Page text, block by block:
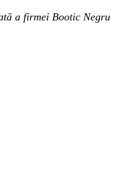
a firmei Bootic Negru